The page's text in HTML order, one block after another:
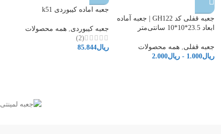
جعبه قفلی کد GH122 | جعبه آماده
ابعاد 23.5*10*10 سانتی‌متر
جعبه قفلی همه محصولات
ریال1.000
- ریال2.000
جعبه اماده کیبوردی k51
جعبه کیبوردی همه محصولات
(2)
ریال85.844